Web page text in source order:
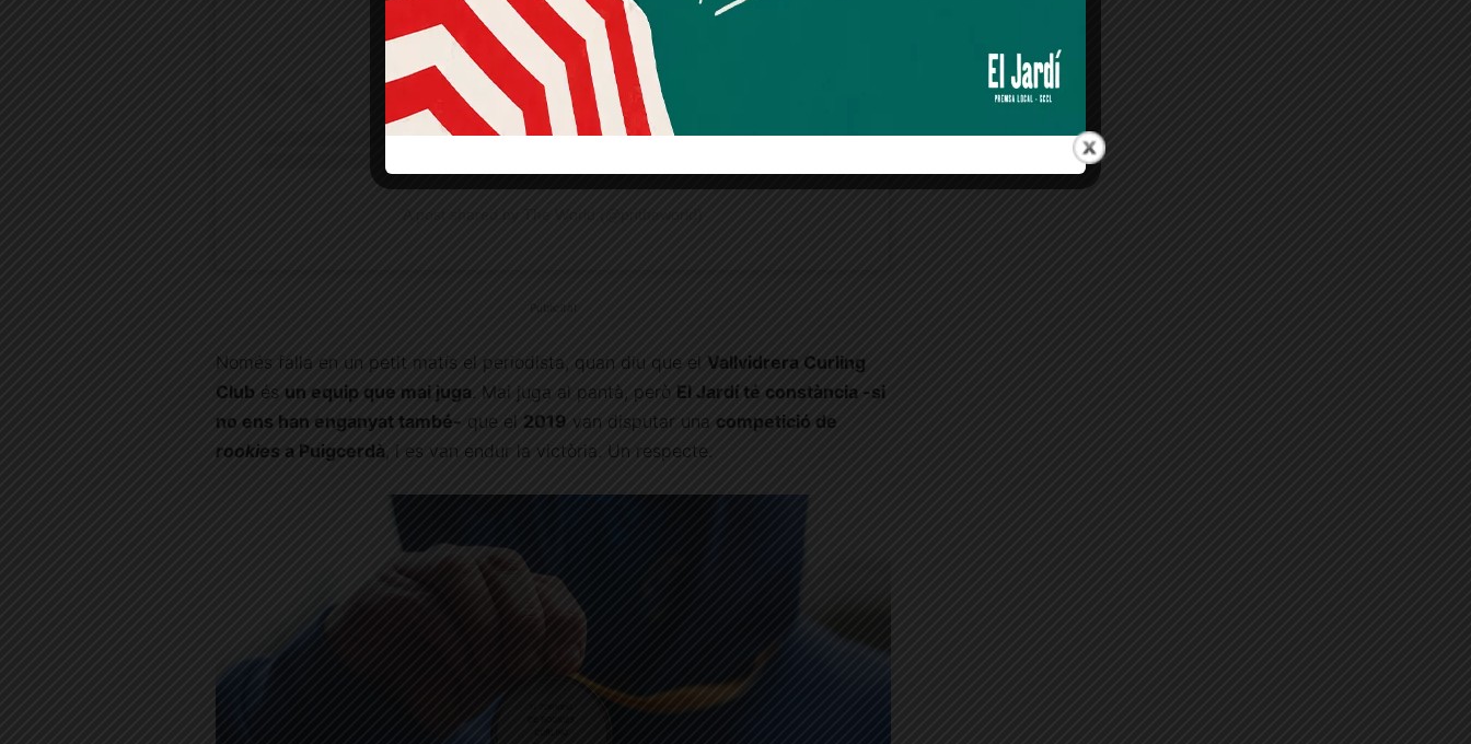
Publicitat
Només falla en un petit matís el periodista, quan diu que el Vallvidrera Curling
Club és un equip que mai juga . Mai juga al pantà, però El Jardí té constància -si
no ens han enganyat també- que el 2019 van disputar una competició de
rookies a Puigcerdà, i es van endur la victòria. Un respecte.
consentiment pot ser revocat en qualsevol moment
mitjançant l’enllaç de baixa present a tots els correus.